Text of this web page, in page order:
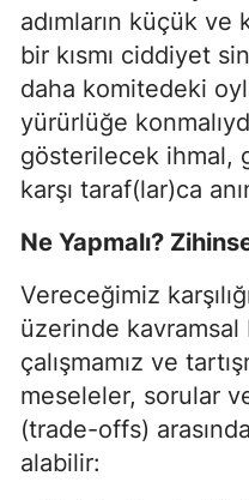
adımların küçük ve
bir kısmı ciddiyet
daha komitedeki
yürürlüğe
gösterilecek ihmal,
karşı taraf(lar)ca
Ne Yapmalı?
Vereceğimiz
üzerinde
çalışmamız ve
meseleler, sorular
(trade-offs)
alabilir: